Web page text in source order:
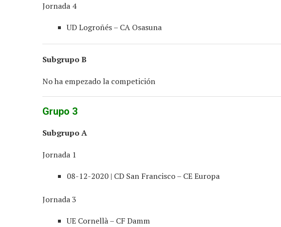
Jornada 4
UD Logroñés – CA Osasuna
Subgrupo B
No ha empezado la competición
Grupo 3
Subgrupo A
Jornada 1
08-12-2020 | CD San Francisco – CE Europa
Jornada 3
UE Cornellà – CF Damm